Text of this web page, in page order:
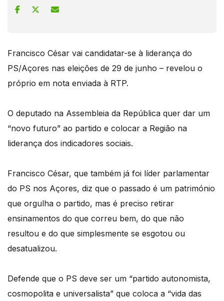
Francisco César vai candidatar-se à liderança do
PS/Açores nas eleições de 29 de junho – revelou o
próprio em nota enviada à RTP.
O deputado na Assembleia da República quer dar um
“novo futuro” ao partido e colocar a Região na
liderança dos indicadores sociais.
Francisco César, que também já foi líder parlamentar
do PS nos Açores, diz que o passado é um património
que orgulha o partido, mas é preciso retirar
ensinamentos do que correu bem, do que não
resultou e do que simplesmente se esgotou ou
desatualizou.
Defende que o PS deve ser um “partido autonomista,
cosmopolita e universalista” que coloca a “vida das